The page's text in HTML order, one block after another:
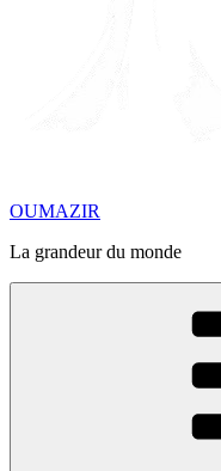
OUMAZIR
La grandeur du monde